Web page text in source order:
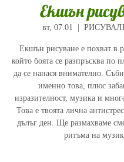
Екшън
вт, 07.01
Екшън рисуване е похват в
който боята се разпръсква по
да се нанася внимателно.
именно това, плюс
изразителност, музика и
Това е твоята лична
дълъг ден. Ще размахваме
ритъма на музик